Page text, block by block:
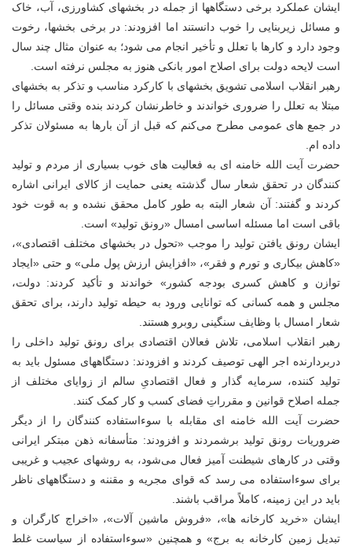
ایشان عملکرد برخی دستگاهها از جمله در بخشهای کشاورزی، آب، خاک
و مسائل زیربنایی را خوب دانستند اما افزودند: در برخی بخشها، رخوت
وجود دارد و کارها با تعلل و تأخیر انجام می شود؛ به عنوان مثال چند سال
است لایحه دولت برای اصلاح امور بانکی هنوز به مجلس نرفته است.
رهبر انقلاب اسلامی تشویق بخشهای با کارکرد مناسب و تذکر به بخشهای
مبتلا به تعلل را ضروری خواندند و خاطرنشان کردند بنده وقتی مسائل را
در جمع های عمومی مطرح می‌کنم که قبل از آن بارها به مسئولان تذکر
داده ام.
حضرت آیت الله خامنه ای به فعالیت های خوب بسیاری از مردم و تولید
کنندگان در تحقق شعار سال گذشته یعنی حمایت از کالای ایرانی اشاره
کردند و گفتند: آن شعار البته به طور کامل محقق نشده و به قوت خود
باقی است اما مسئله اساسی امسال «رونق تولید» است.
ایشان رونق یافتن تولید را موجب «تحول در بخشهای مختلف اقتصادی»،
«کاهش بیکاری و تورم و فقر»، «افزایش ارزش پول ملی» و حتی «ایجاد
توازن و کاهش کسری بودجه کشور» خواندند و تأکید کردند: دولت،
مجلس و همه کسانی که توانایی ورود به حیطه تولید دارند، برای تحقق
شعار امسال با وظایف سنگینی روبرو هستند.
رهبر انقلاب اسلامی، تلاش فعالان اقتصادی برای رونق تولید داخلی را
دربردارنده اجر الهی توصیف کردند و افزودند: دستگاههای مسئول باید به
تولید کننده، سرمایه گذار و فعال اقتصادیِ سالم از زوایای مختلف از
جمله اصلاح قوانین و مقرراتِ فضای کسب و کار کمک کنند.
حضرت آیت الله خامنه ای مقابله با سوءاستفاده کنندگان را از دیگر
ضروریات رونق تولید برشمردند و افزودند: متأسفانه ذهن مبتکر ایرانی
وقتی در کارهای شیطنت آمیز فعال می‌شود، به روشهای عجیب و غریبی
برای سوءاستفاده می رسد که قوای مجریه و مقننه و دستگاههای ناظر
باید در این زمینه، کاملاً مراقب باشند.
ایشان «خرید کارخانه ها»، «فروش ماشین آلات»، «اخراج کارگران و
تبدیل زمین کارخانه به برج» و همچنین «سوءاستفاده از سیاست غلط